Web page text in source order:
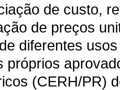
de custo,
de preços
diferentes
próprios
(CERH/PR)